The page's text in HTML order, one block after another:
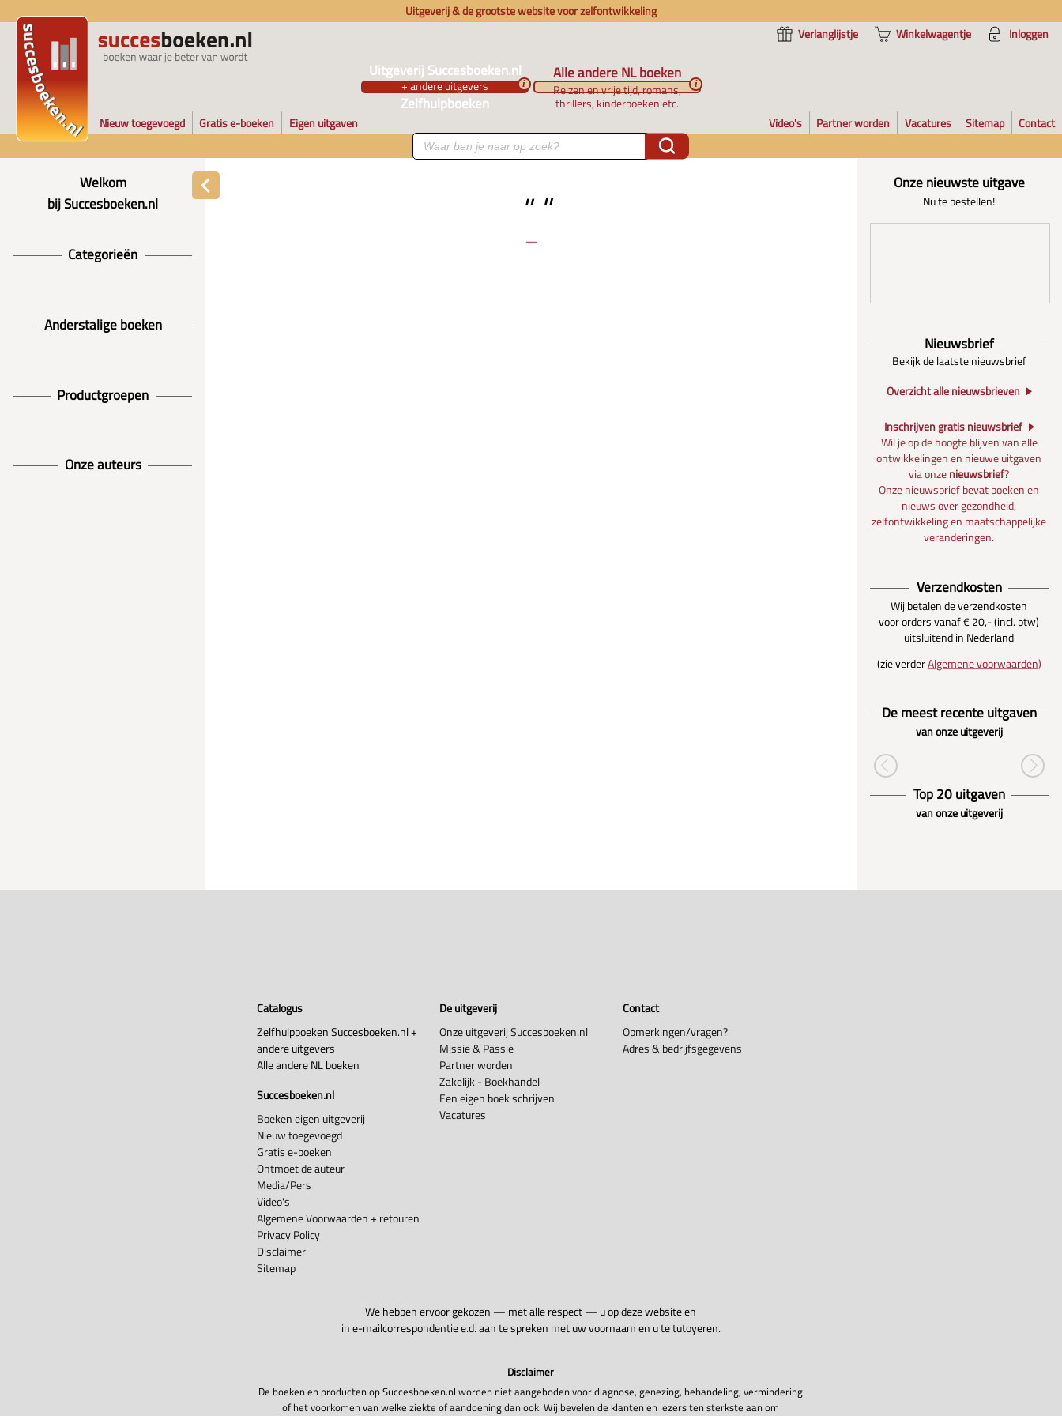
Uitgeverij & de grootste website voor zelfontwikkeling
Verlanglijstje
Winkelwagentje Inloggen
Uitgeverij Succesboeken.nl
+ andere uitgevers
Zelfhulpboeken
i
Alle andere NL boeken
Reizen en vrije tijd, romans,
thrillers, kinderboeken etc.
i
Nieuw toegevoegd Gratis e-boeken Eigen uitgaven Video's Partner worden Vacatures Sitemap Contact
Welkom
bij Succesboeken.nl
Categorieën
Anderstalige boeken
Productgroepen
Onze auteurs
Onze nieuwste uitgave
Nu te bestellen!
Nieuwsbrief
Bekijk de laatste nieuwsbrief
Overzicht alle nieuwsbrieven
Inschrijven gratis nieuwsbrief
Wil je op de hoogte blijven van alle
ontwikkelingen en nieuwe uitgaven
via onzenieuwsbrief?
Onze nieuwsbrief bevat boeken en
nieuws over gezondheid,
zelfontwikkeling en maatschappelijke
veranderingen.
Verzendkosten
Wij betalen de verzendkosten
voor orders vanaf € 20,- (incl. btw)
uitsluitend in Nederland
(zie verderAlgemene voorwaarden)
De meest recente uitgaven
van onze uitgeverij
Top 20 uitgaven
van onze uitgeverij
Catalogus
Zelfhulpboeken Succesboeken.nl +
andere uitgevers
Alle andere NL boeken
Succesboeken.nl
Boeken eigen uitgeverij
Nieuw toegevoegd
Gratis e-boeken
Ontmoet de auteur
Media/Pers
Video's
Algemene Voorwaarden + retouren
Privacy Policy
Disclaimer
Sitemap
De uitgeverij
Onze uitgeverij Succesboeken.nl
Missie & Passie
Partner worden
Zakelijk - Boekhandel
Een eigen boek schrijven
Vacatures
Contact
Opmerkingen/vragen?
Adres & bedrijfsgegevens
We hebben ervoor gekozen — met alle respect — u op deze website en
in e-mailcorrespondentie e.d. aan te spreken met uw voornaam en u te tutoyeren.
Disclaimer
De boeken en producten op Succesboeken.nl worden niet aangeboden voor diagnose, genezing, behandeling, vermindering
of het voorkomen van welke ziekte of aandoening dan ook. Wij bevelen de klanten en lezers ten sterkste aan om